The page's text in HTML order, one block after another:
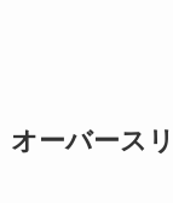
オーバース